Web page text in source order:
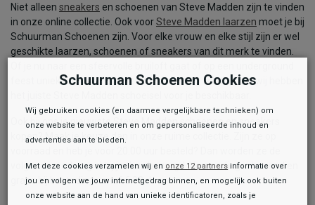
Niet alleen sneakers en schoenen van Steve Madden zijn te vinden
in onze online collectie. Ook voorSteve Madden laarzen moet je bij
Schuurman Schoenen zijn. Voor elke vrouw en elke stijl zijn er wel
geschikte laarzen, schoenen of sneakers van dit merk te vinden.
feest uniek en vooruitstrevend voor de dag wilt komen: wij hebben
Ook bij ons je nieuwste Steve Madden schoenen en sneakers
kopen? Maak je keuze dan in onze ruime collectie. Zijn ze op
volgende werkdag al bij je thuisbezorgd. Verzending is bovendien
gratis bij besteding vanaf € 30,-!
Schuurman Schoenen Cookies
Wij gebruiken cookies (en daarmee vergelijkbare technieken) om
onze website te verbeteren en om gepersonaliseerde inhoud en
advertenties aan te bieden.
Met deze cookies verzamelen wij en onze 12 partners informatie over
jou en volgen we jouw internetgedrag binnen, en mogelijk ook buiten
onze website aan de hand van unieke identificatoren, zoals je